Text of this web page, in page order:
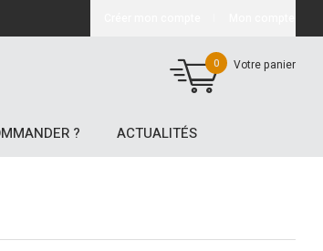
0 Votre panier
? ACTUALITÉS